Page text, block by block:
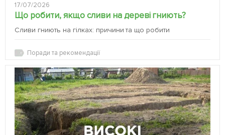
17/07/2026
Що робити, якщо сливи на дереві гниють?
Сливи гниють на гілках: причини та що робити
Поради та рекомендації